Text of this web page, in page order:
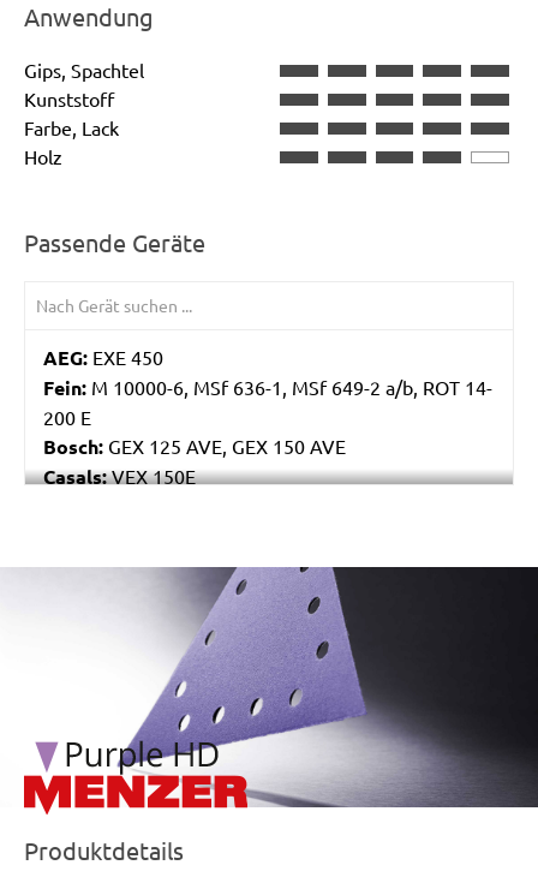
Anwendung
Gips, Spachtel
Kunststoff
Farbe, Lack
Holz
Passende Geräte
AEG: EXE 450
Fein: M 10000-6, MSf 636-1, MSf 649-2 a/b, ROT 14-
200 E
Bosch: GEX 125 AVE, GEX 150 AVE
Casals:VEX 150E
/marketing/parallax/menzer/parallax_logos/
Produktdetails